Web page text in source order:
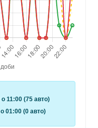
о 11:00 (75 авто)
о 01:00 (0 авто)